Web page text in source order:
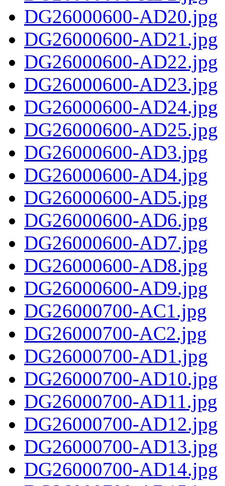
DG26000600-AD20.jpg
DG26000600-AD21.jpg
DG26000600-AD22.jpg
DG26000600-AD23.jpg
DG26000600-AD24.jpg
DG26000600-AD25.jpg
DG26000600-AD3.jpg
DG26000600-AD4.jpg
DG26000600-AD5.jpg
DG26000600-AD6.jpg
DG26000600-AD7.jpg
DG26000600-AD8.jpg
DG26000600-AD9.jpg
DG26000700-AC1.jpg
DG26000700-AC2.jpg
DG26000700-AD1.jpg
DG26000700-AD10.jpg
DG26000700-AD11.jpg
DG26000700-AD12.jpg
DG26000700-AD13.jpg
DG26000700-AD14.jpg